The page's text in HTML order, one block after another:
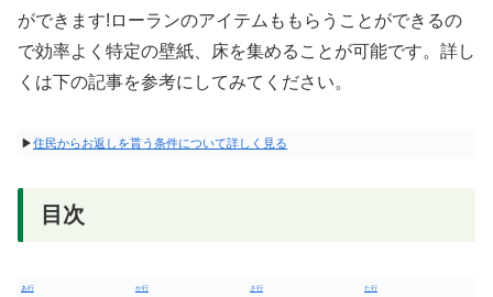
ができます!ローランのアイテムももらうことができるの
で効率よく特定の壁紙、床を集めることが可能です。詳し
くは下の記事を参考にしてみてください。
▶住民からお返しを貰う条件について詳しく見る
目次
あ行 か行 さ行 た行